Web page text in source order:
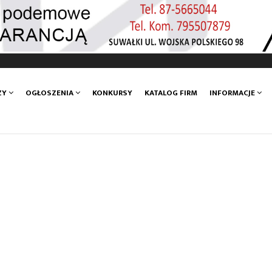
OGŁOSZENIA KONKURSY KATALOG FIRM INFORMACJE